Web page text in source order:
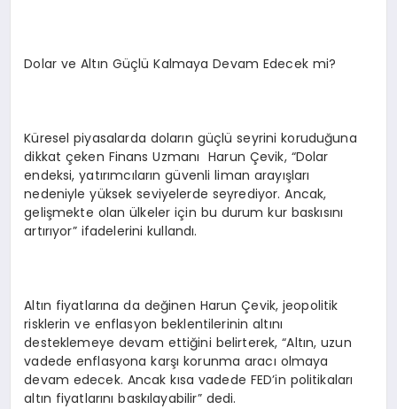
Dolar ve Altın Güçlü Kalmaya Devam Edecek mi?
Küresel piyasalarda doların güçlü seyrini koruduğuna
dikkat çeken Finans Uzmanı Harun Çevik, “Dolar
endeksi, yatırımcıların güvenli liman arayışları
nedeniyle yüksek seviyelerde seyrediyor. Ancak,
gelişmekte olan ülkeler için bu durum kur baskısını
artırıyor” ifadelerini kullandı.
Altın fiyatlarına da değinen Harun Çevik, jeopolitik
risklerin ve enflasyon beklentilerinin altını
desteklemeye devam ettiğini belirterek, “Altın, uzun
vadede enflasyona karşı korunma aracı olmaya
devam edecek. Ancak kısa vadede FED’in politikaları
altın fiyatlarını baskılayabilir” dedi.